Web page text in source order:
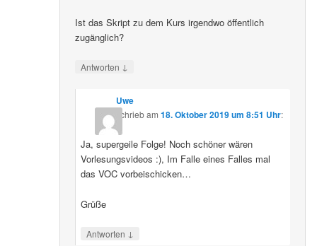
Ist das Skript zu dem Kurs irgendwo öffentlich
zugänglich?
Antworten ↓
Uwe
schriebam 18. Oktober 2019 um 8:51 Uhr:
Ja, supergeile Folge! Noch schöner wären
Vorlesungsvideos :), Im Falle eines Falles mal
das VOC vorbeischicken…
Grüße
Antworten ↓